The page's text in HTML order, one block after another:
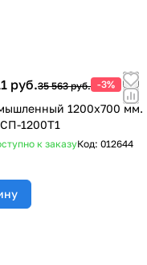
руб.35 563 руб. -3%
1200x700 мм.
1200Т1
к заказуКод: 012644